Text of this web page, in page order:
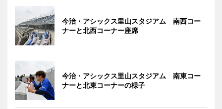
今治・アシックス里山スタジアム 南西コー
ナーと北西コーナー座席
今治・アシックス里山スタジアム 南東コー
ナーと北東コーナーの様子